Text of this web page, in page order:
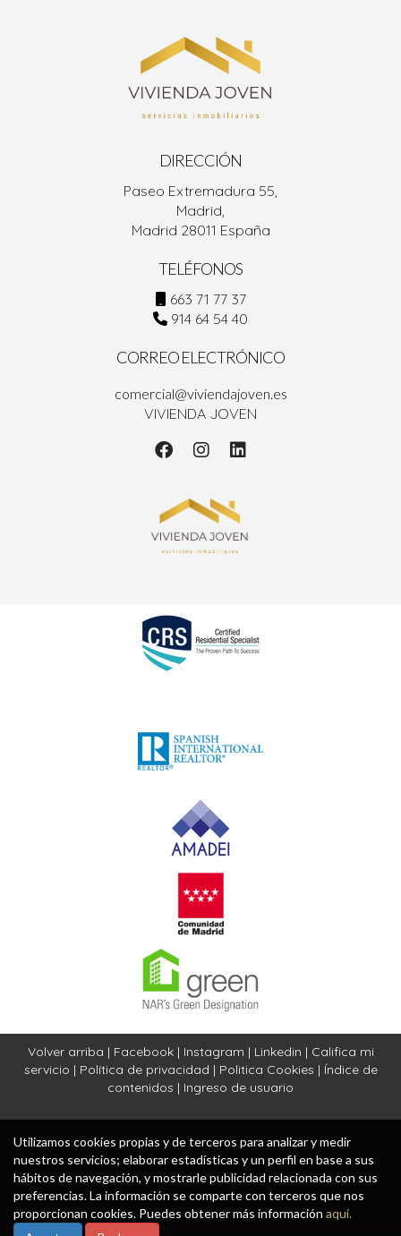
DIRECCIÓN
Paseo Extremadura 55,
Madrid,
Madrid 28011 España
TELÉFONOS
663 71 77 37
914 64 54 40
CORREO ELECTRÓNICO
comercial@viviendajoven.es
VIVIENDA JOVEN
Volver arriba | Facebook| Instagram | Linkedin | Califica mi
servicio | Política de privacidad | Politica Cookies | Índice de
contenidos | Ingreso de usuario
Utilizamos cookies propias y de terceros para analizar y medir
nuestros servicios; elaborar estadísticas y un perfil en base a sus
hábitos de navegación, y mostrarle publicidad relacionada con sus
preferencias. La información se comparte con terceros que nos
proporcionan cookies. Puedes obtener más información aquí.